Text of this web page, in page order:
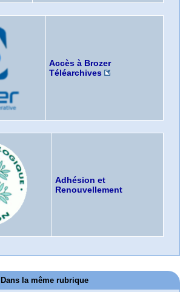
Accès à Brozer
Téléarchives
Adhésion et
Renouvellement
Dans la même rubrique